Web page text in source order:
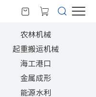
农林机械
起重搬运机械
海工港口
金属成形
能源水利